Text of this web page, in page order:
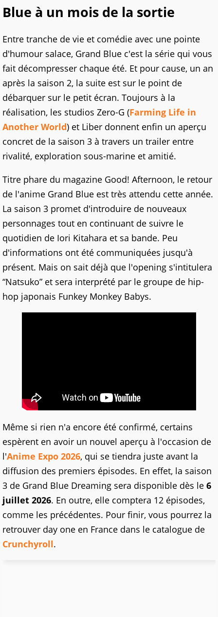
Blue à un mois de la sortie
Entre tranche de vie et comédie avec une pointe
d'humour salace, Grand Blue c'est la série qui vous
fait décompresser chaque été. Et pour cause, un an
après la saison 2, la suite est sur le point de
débarquer sur le petit écran. Toujours à la
réalisation, les studios Zero-G (Farming Life in
Another World) et Liber donnent enfin un aperçu
concret de la saison 3 à travers un trailer entre
rivalité, exploration sous-marine et amitié.
Titre phare du magazine Good! Afternoon, le retour
de l'anime Grand Blue est très attendu cette année.
La saison 3 promet d'introduire de nouveaux
personnages tout en continuant de suivre le
quotidien de Iori Kitahara et sa bande. Peu
d'informations ont été communiquées jusqu'à
présent. Mais on sait déjà que l'opening s'intitulera
“Natsuko” et sera interprété par le groupe de hip-
hop japonais Funkey Monkey Babys.
Même si rien n'a encore été confirmé, certains
espèrent en avoir un nouvel aperçu à l'occasion de
l'Anime Expo 2026, qui se tiendra juste avant la
diffusion des premiers épisodes. En effet, la saison
3 de Grand Blue Dreaming sera disponible dès le 6
juillet 2026. En outre, elle comptera 12 épisodes,
comme les précédentes. Pour finir, vous pourrez la
retrouver day one en France dans le catalogue de
Crunchyroll.